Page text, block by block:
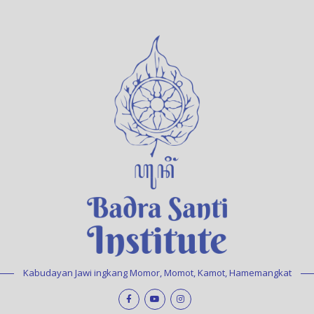
Kabudayan Jawi ingkang Momor, Momot, Kamot, Hamemangkat